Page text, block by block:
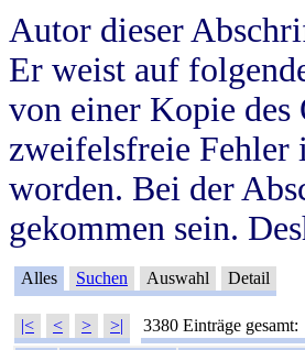
Autor dieser
Er weist auf
von einer Kopie
zweifelsfreie
worden. Bei der
gekommen sein.
Alles Suchen Auswahl Detail
|< < > >| 3380 Einträge gesamt: